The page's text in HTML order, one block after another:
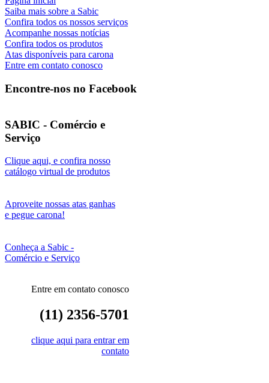
Saiba mais sobre a Sabic
Confira todos os nossos serviços
Acompanhe nossas notícias
Confira todos os produtos
Atas disponíveis para carona
Entre em contato conosco
Encontre-nos no Facebook
SABIC - Comércio e
Serviço
Clique aqui, e confira nosso
catálogo virtual de produtos
Aproveite nossas atas ganhas
e pegue carona!
Conheça a Sabic -
Comércio e Serviço
Entre em contato conosco
(11) 2356-5701
clique aqui para entrar em
contato